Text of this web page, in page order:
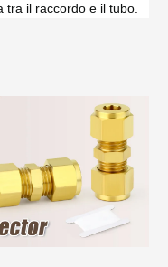
tra il raccordo e il tubo.